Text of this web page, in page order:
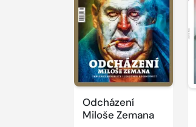
Odcházení
Miloše Zemana